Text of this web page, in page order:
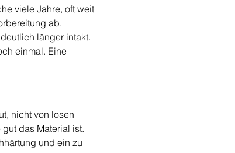
viele Jahre, oft weit
ab.
länger intakt.
einmal. Eine
nicht von losen
das Material ist.
und ein zu